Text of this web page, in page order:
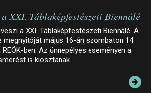
XXI. Táblaképfestészeti Biennálé
a XXI. Táblaképfestészeti Biennálé. A
megnyitóját május 16-án szombaton 14
ben. Az ünnepélyes eseményen a
is kiosztanak…